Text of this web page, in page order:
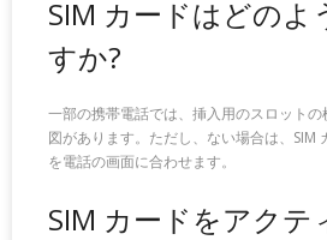
SIM カードはどのよ
すか?
一部の携帯電話では、挿入用のスロットの
図があります。ただし、ない場合は、SIM
を電話の画面に合わせます。
SIM カードをアクテ